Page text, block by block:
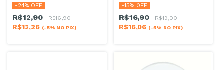
-24% OFF
R$12,90 R$16,90
R$12,26 (-5% NO PIX)
-15% OFF
R$16,90 R$19,90
R$16,06 (-5% NO PIX)